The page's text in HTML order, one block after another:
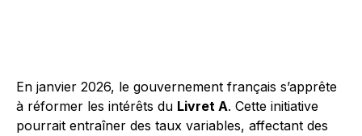
En janvier 2026, le gouvernement français s’apprête
à réformer les intérêts du Livret A. Cette initiative
pourrait entraîner des taux variables, affectant des